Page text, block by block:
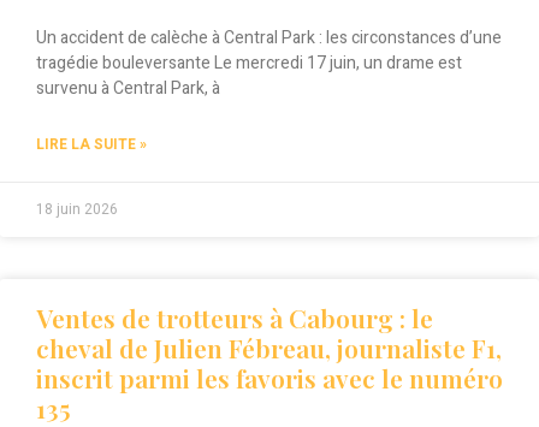
Un accident de calèche à Central Park : les circonstances d’une
tragédie bouleversante Le mercredi 17 juin, un drame est
survenu à Central Park, à
LIRE LA SUITE »
18 juin 2026
Ventes de trotteurs à Cabourg : le
cheval de Julien Fébreau, journaliste F1,
inscrit parmi les favoris avec le numéro
135